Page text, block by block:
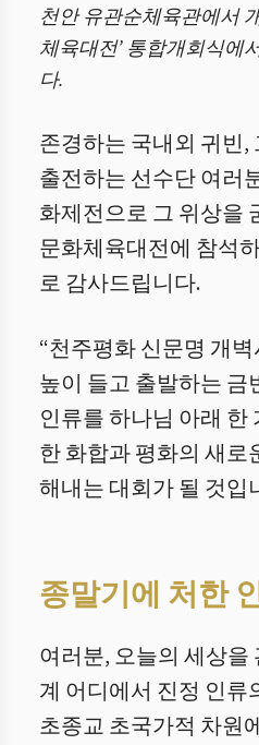
천안 유관순체육관에서
체육대전’ 통합개회식에
다.
존경하는 국내외 귀빈,
출전하는 선수단 여러
화제전으로 그 위상을
문화체육대전에 참석
로 감사드립니다.
“천주평화 신문명 개
높이 들고 출발하는 금
인류를 하나님 아래 한
한 화합과 평화의 새로
해내는 대회가 될 것입
종말기에 처한
여러분, 오늘의 세상을
계 어디에서 진정 인류
초종교 초국가적 차원